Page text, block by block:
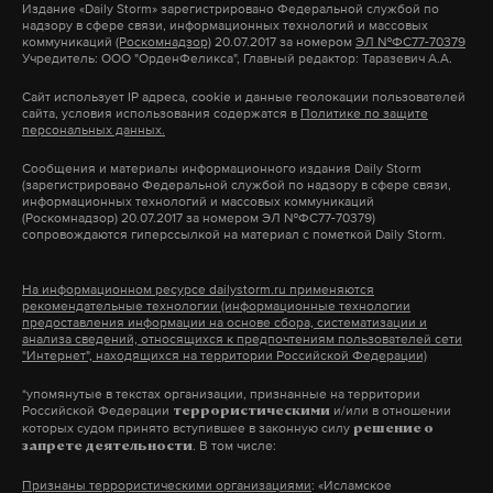
Фрунзе, и чуть ли не со Сталиным. Но в 39-м году
Юрий Николаевич оставил ГИТИС и ушел в
фронте.
Ну а дальше вы знаете: в ГИТИС он вернулся
только на время, а потом подал документы во
ВГИК и стал учиться режиссуре в мастерской
Издание «Daily Storm» зарегистрировано Федеральной службой по
надзору в сфере связи, информационных технологий и массовых
коммуникаций (Роскомнадзор) 20.07.2017 за номером ЭЛ №ФС77-70379
Учредитель: ООО "ОрденФеликса", Главный редактор: Таразевич А.А.
Сайт использует IP адреса, cookie и данные геолокации пользователей
сайта, условия использования содержатся в Политике по защите
персональных данных.
Сообщения и материалы информационного издания Daily Storm
(зарегистрировано Федеральной службой по надзору в сфере связи,
информационных технологий и массовых коммуникаций
(Роскомнадзор) 20.07.2017 за номером ЭЛ №ФС77-70379)
сопровождаются гиперссылкой на материал с пометкой Daily Storm.
На информационном ресурсе dailystorm.ru применяются
рекомендательные технологии (информационные технологии
предоставления информации на основе сбора, систематизации и
анализа сведений, относящихся к предпочтениям пользователей сети
"Интернет", находящихся на территории Российской Федерации)
*упомянутые в текстах организации, признанные на территории
Российской Федерации террористическими и/или в отношении
которых судом принято вступившее в законную силу решение о
запрете деятельности. В том числе:
Признаны террористическими организациями: «Исламское